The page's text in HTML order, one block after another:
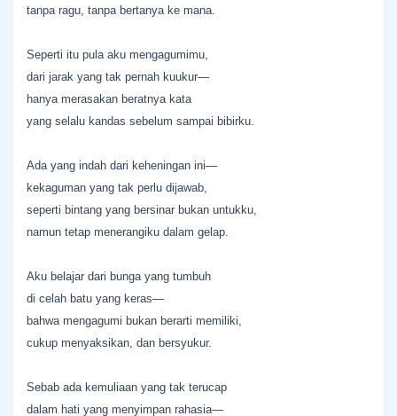
tanpa ragu, tanpa bertanya ke mana.
Seperti itu pula aku mengagumimu,
dari jarak yang tak pernah kuukur—
hanya merasakan beratnya kata
yang selalu kandas sebelum sampai bibirku.
Ada yang indah dari keheningan ini—
kekaguman yang tak perlu dijawab,
seperti bintang yang bersinar bukan untukku,
namun tetap menerangiku dalam gelap.
Aku belajar dari bunga yang tumbuh
di celah batu yang keras—
bahwa mengagumi bukan berarti memiliki,
cukup menyaksikan, dan bersyukur.
Sebab ada kemuliaan yang tak terucap
dalam hati yang menyimpan rahasia—